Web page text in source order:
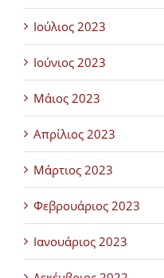
Ιούλιος 2023
Ιούνιος 2023
Μάιος 2023
Απρίλιος 2023
Μάρτιος 2023
Φεβρουάριος 2023
Ιανουάριος 2023